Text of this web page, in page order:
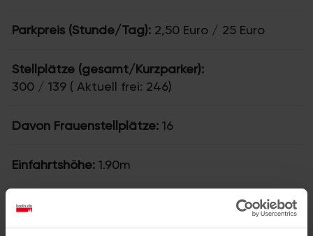
Parkpreis (Stunde/Tag): 2,50 Euro / 25 Euro
Stellplätze (gesamt/Kurzparker):
300 / 139 ( Aktuell frei: 246)
Davon Frauenstellplätze: 16
Einfahrtshöhe: 1.90m
Weitere Informationen / Besonderheiten: ab 20
- 2 Uhr 2 Euro / Stunde Höchsttarif 25 Euro